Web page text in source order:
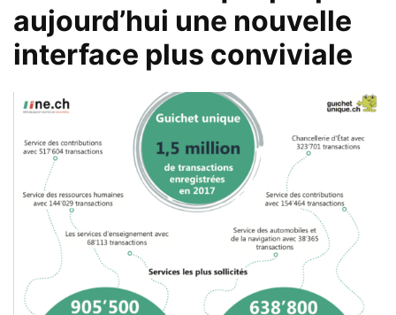
aujourd’hui une nouvelle
interface plus conviviale